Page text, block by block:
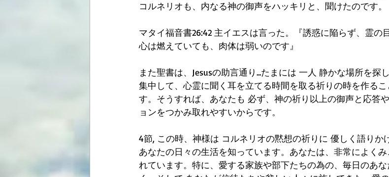
コルネリオも、内なる神の御声をハッキリと、聞けたのです。
マタイ福音書26:42 主イエスは言った。『誘惑に陥らず、霊の
心は燃えていても、肉体は弱いのです』
また聖書は、Jesusの助言通り...たまには 一人 静かな場所を探
集中して、心霊に聞く耳を立てる時間を取る祈りの時を作る
す。そうすれば、あなたも 必ず、神の祈り以上の御声と応答
ョンをつかみ取れやすいからです。
4節, この時、神様は コルネリオの黙想の祈りに 優しく語りか
あなたの日々の生活を知っています。あなたは、非常によく
れています。特に、愛する家族や部下たちの為の、毎日のあ